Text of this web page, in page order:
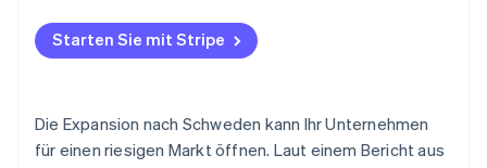
Jetzt ansehen
Neue Trends
Internationale Zahlungen
Sicherheit und Datenschutz
Priorisieren von mobilen Zahlungen
Höhere Sicherheitsstandards
Starten Sie mit Stripe
Die Expansion nach Schweden kann Ihr Unternehmen
für einen riesigen Markt öffnen. Laut einem Bericht aus